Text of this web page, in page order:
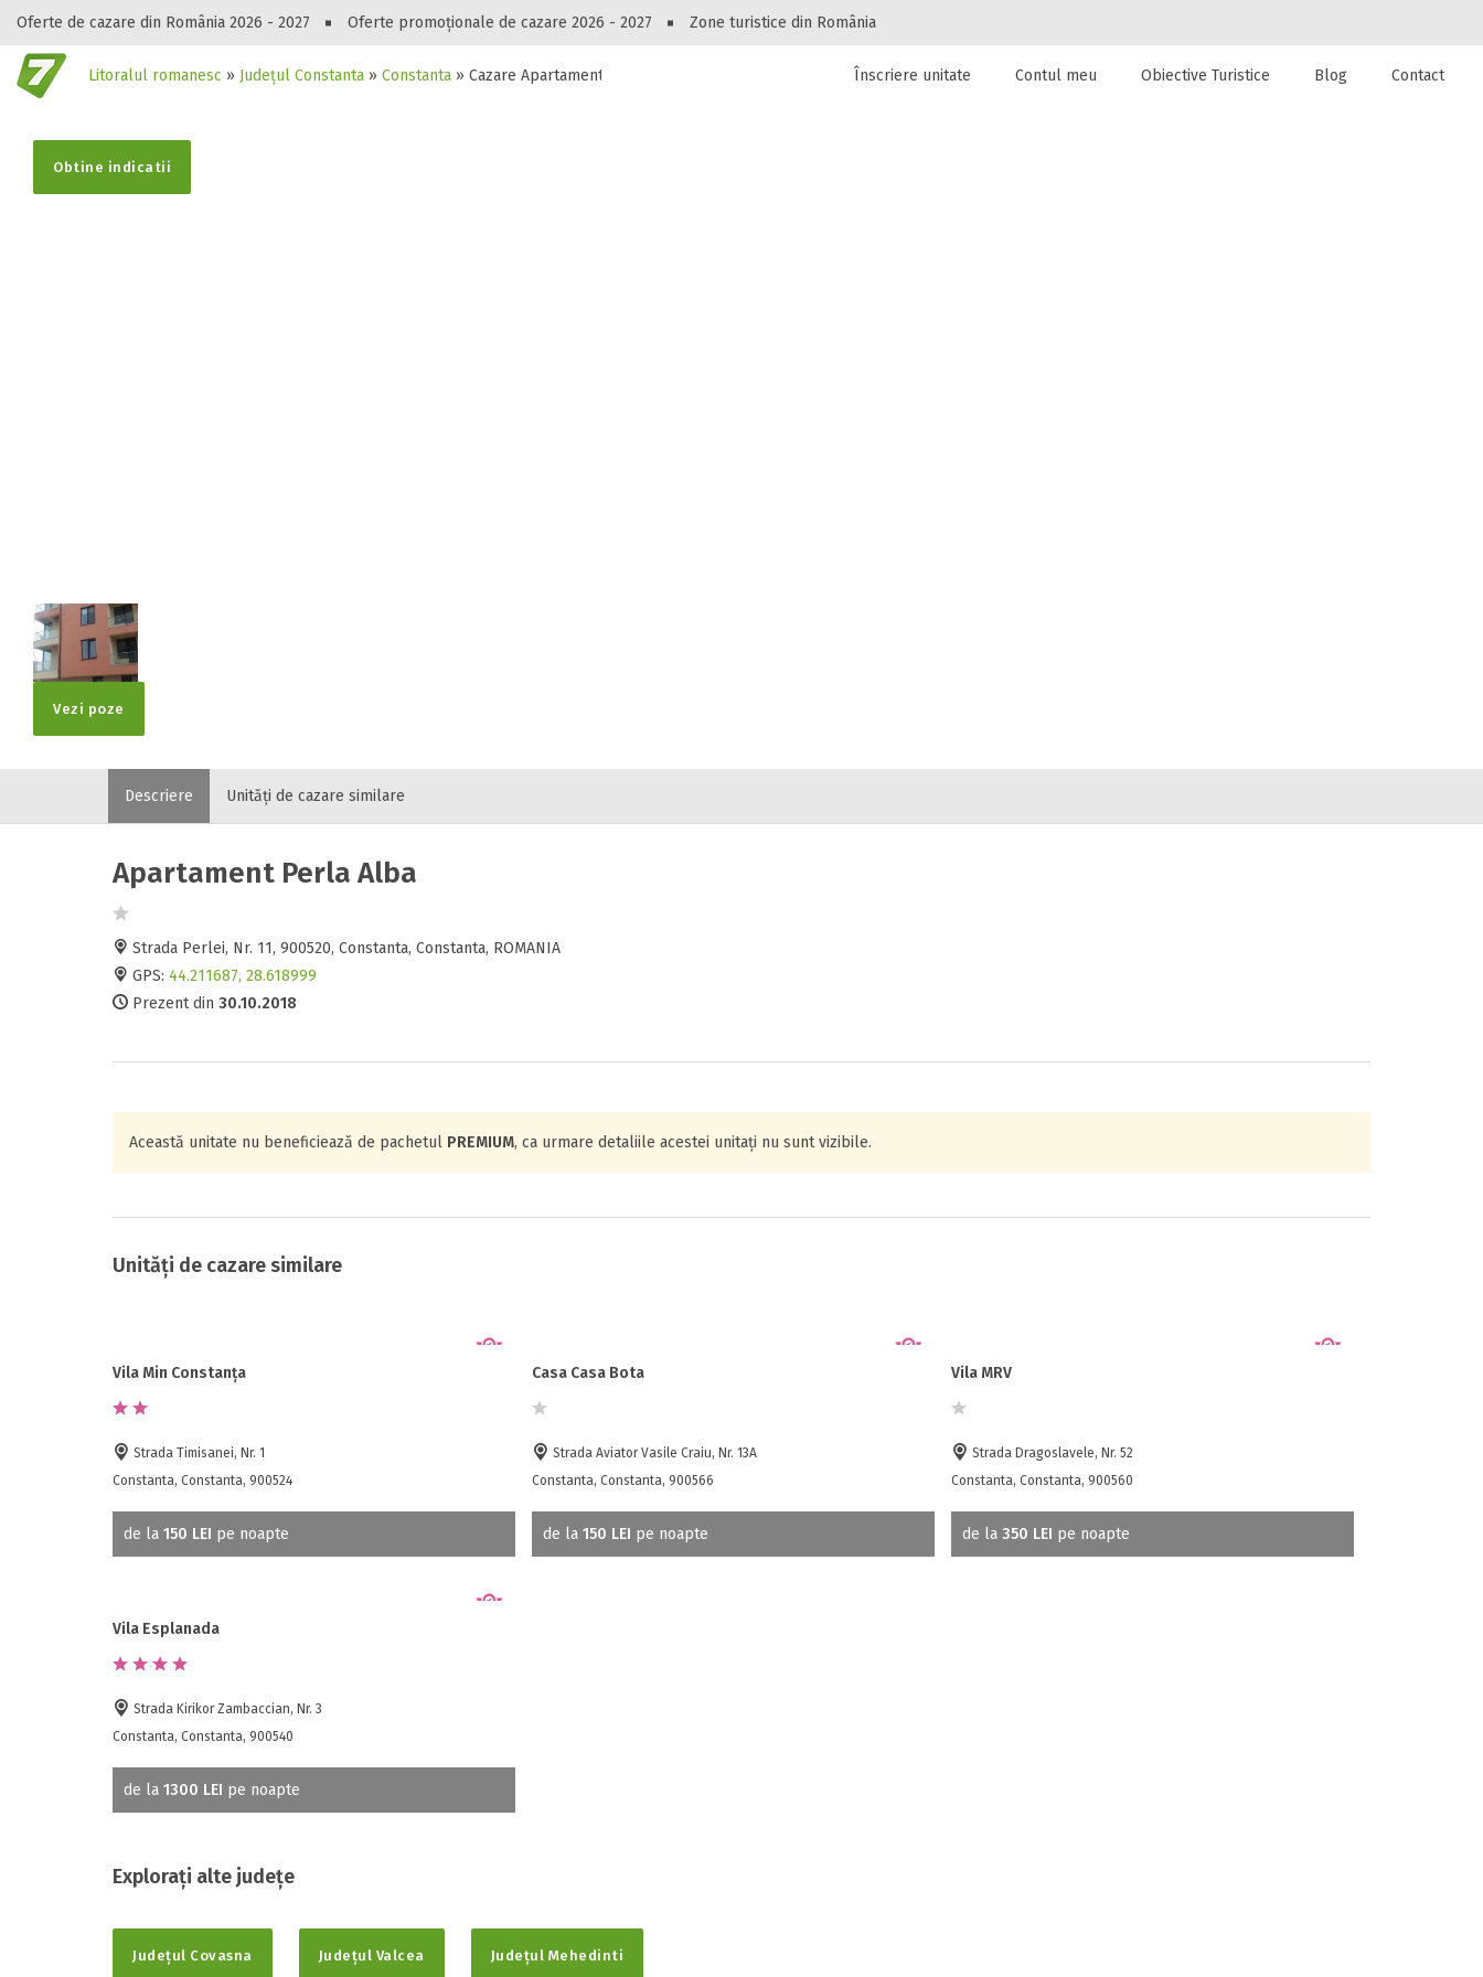
Oferte de cazare din România 2026 - 2027 Oferte promoționale de cazare 2026 - 2027 Zone turistice din România
Litoralul romanesc » Județul Constanta » Constanta » Cazare Apartament Perla Alba
Peste 10547 oferte de cazare!
Gasești hoteluri, pensiuni, vile, apartamente sau alte unitați de cazare la
Înscriere unitate Contul meu Obiective Turistice Blog Contact
Vezi poze
Obtine indicatii
Descriere Unități de cazare similare
Apartament Perla Alba
Strada Perlei, Nr. 11, 900520, Constanta, Constanta, ROMANIA
GPS: 44.211687, 28.618999
Prezent din 30.10.2018
Această unitate nu beneficiează de pachetul PREMIUM, ca urmare detaliile acestei unitați nu sunt vizibile.
Unități de cazare similare
Vila Min Constanța
Strada Timisanei, Nr. 1
Constanta, Constanta, 900524
de la 150 LEI pe noapte
Casa Casa Bota
Strada Aviator Vasile Craiu, Nr. 13A
Constanta, Constanta, 900566
de la 150 LEI pe noapte
Vila MRV
Strada Dragoslavele, Nr. 52
Constanta, Constanta, 900560
de la 350 LEI pe noapte
Vila Esplanada
Strada Kirikor Zambaccian, Nr. 3
Constanta, Constanta, 900540
de la 1300 LEI pe noapte
Explorați alte județe
Județul Covasna Județul Valcea Județul Mehedinti